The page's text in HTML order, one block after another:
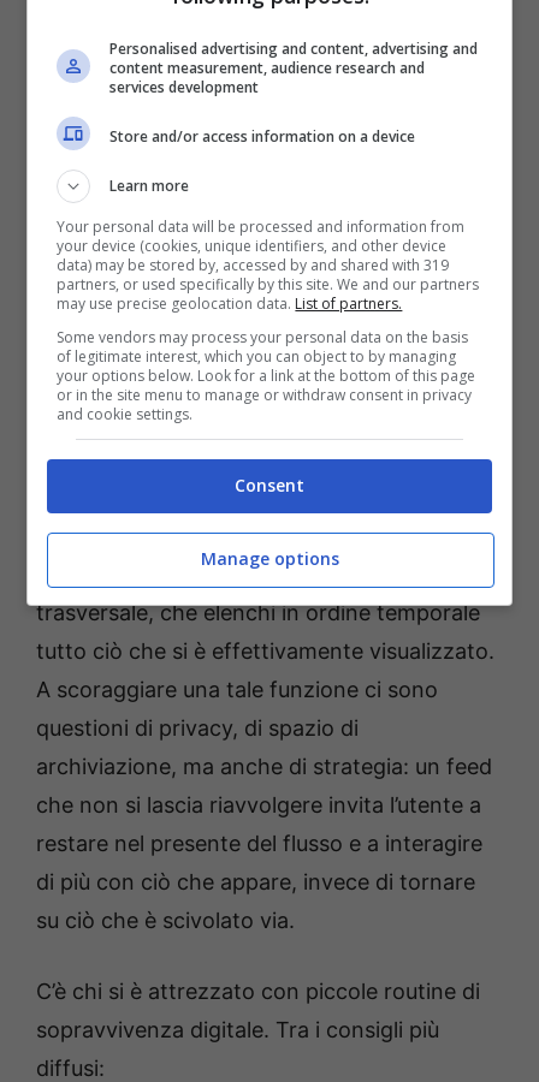
Quando si aggiorna la home, la sessione in
corso spesso non viene “congelata”: la
piattaforma non conserva uno stato
navigabile del feed già renderizzato né
produce, lato utente, un indice dei contenuti
visti in precedenza. In molte app, il gesto di
refresh equivale a una nuova richiesta: e la
risposta è un feed diverso. Esistono eccezioni
parziali:su alcune piattaforme si possono
salvare i post con apposite funzioni di
bookmarking, altre offrono cronologie
limitate per i video guardati, nei menu delle
Ma siamo lontani da una cronologia estesa e
trasversale, che elenchi in ordine temporale
tutto ciò che si è effettivamente visualizzato.
A scoraggiare una tale funzione ci sono
questioni di privacy, di spazio di
archiviazione, ma anche di strategia: un feed
che non si lascia riavvolgere invita l’utente a
restare nel presente del flusso e a interagire
di più con ciò che appare, invece di tornare
su ciò che è scivolato via.
C’è chi si è attrezzato con piccole routine di
sopravvivenza digitale. Tra i consigli più
diffusi:
Personalised advertising and content, advertising and
content measurement, audience research and
services development
Store and/or access information on a device
Learn more
Your personal data will be processed and information from
your device (cookies, unique identifiers, and other device
data) may be stored by, accessed by and shared with 319
partners, or used specifically by this site. We and our partners
may use precise geolocation data. List of partners.
Some vendors may process your personal data on the basis
of legitimate interest, which you can object to by managing
your options below. Look for a link at the bottom of this page
or in the site menu to manage or withdraw consent in privacy
and cookie settings.
Consent
Manage options